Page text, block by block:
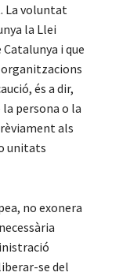
La voluntat
la Llei
i que
és a dir,
persona o la
als
unitats
no exonera
se del